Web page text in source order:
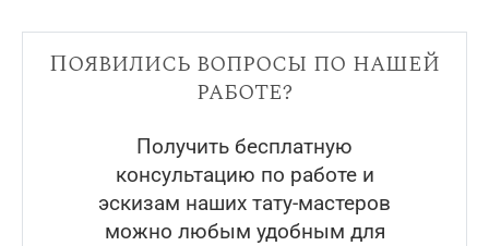
Появились вопросы по нашей
работе?
Получить бесплатную
консультацию по работе и
эскизам наших тату-мастеров
можно любым удобным для